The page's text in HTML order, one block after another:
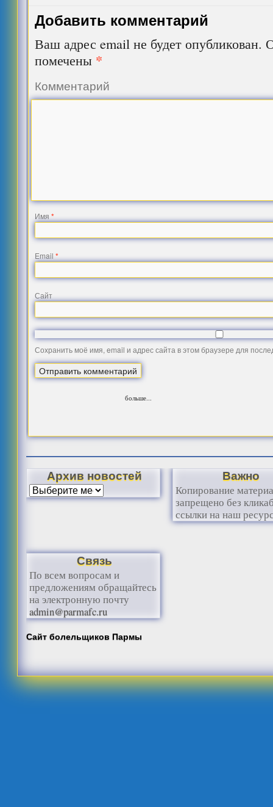
Добавить комментарий
Ваш адрес email не будет опубликован.
помечены *
Комментарий
Имя*
Email*
Сайт
Сохранить моё имя, email и адрес сайта в этом браузере для
больше...
Архив новостей Важно
Копирование
запрещено без
ссылки на наш
Связь
По всем вопросам и
предложениям обращайтесь
на электронную почту
admin@parmafc.ru
Сайт болельщиков Пармы